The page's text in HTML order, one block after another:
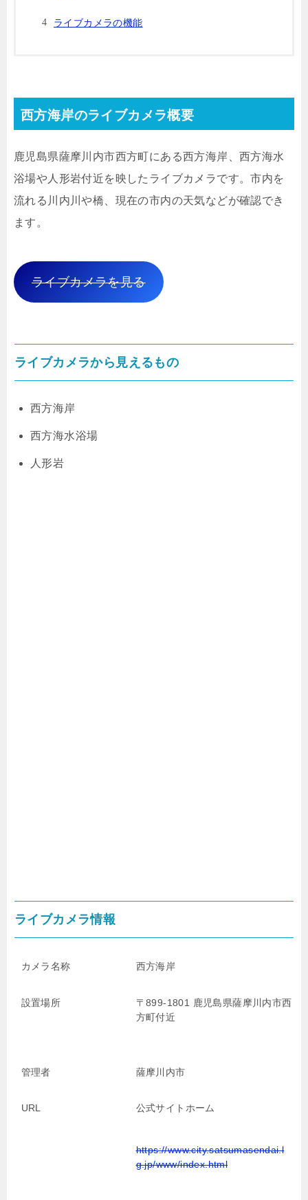
ライブカメラの機能
西方海岸のライブカメラ概要
鹿児島県薩摩川内市西方町にある西方海岸、西方海水
浴場や人形岩付近を映したライブカメラです。市内を
流れる川内川や橋、現在の市内の天気などが確認でき
ます。
ライブカメラを見る
ライブカメラから見えるもの
西方海岸
西方海水浴場
人形岩
ライブカメラ情報
カメラ名称 西方海岸
設置場所
〒899-1801 鹿児島県薩摩川内市西
方町付近
管理者 薩摩川内市
URL 公式サイトホーム
https://www.city.satsumasendai.l
g.jp/www/index.html